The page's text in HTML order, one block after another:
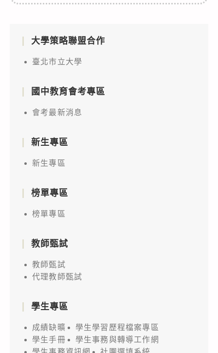
大學策略聯盟合作
臺北市立大學
國中教育會考專區
會考最新消息
新生專區
新生專區
榜單專區
榜單專區
教師甄試
教師甄試
代理教師甄試
學生專區
成績缺曠
學生學習歷程檔案專區
學生手冊
學生事務與轉導工作網